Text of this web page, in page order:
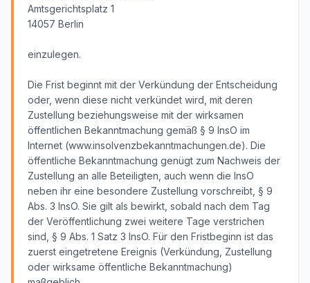
Amtsgerichtsplatz 1
14057 Berlin
einzulegen.
Die Frist beginnt mit der Verkündung der Entscheidung
oder, wenn diese nicht verkündet wird, mit deren
Zustellung beziehungsweise mit der wirksamen
öffentlichen Bekanntmachung gemäß § 9 InsO im
Internet (www.insolvenzbekanntmachungen.de). Die
öffentliche Bekanntmachung genügt zum Nachweis der
Zustellung an alle Beteiligten, auch wenn die InsO
neben ihr eine besondere Zustellung vorschreibt, § 9
Abs. 3 InsO. Sie gilt als bewirkt, sobald nach dem Tag
der Veröffentlichung zwei weitere Tage verstrichen
sind, § 9 Abs. 1 Satz 3 InsO. Für den Fristbeginn ist das
zuerst eingetretene Ereignis (Verkündung, Zustellung
oder wirksame öffentliche Bekanntmachung)